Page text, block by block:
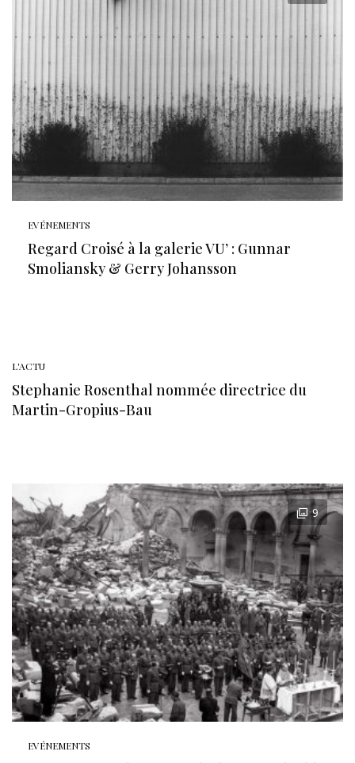
EVÉNEMENTS
Regard Croisé à la galerie VU’ : Gunnar
Smoliansky & Gerry Johansson
L'ACTU
Stephanie Rosenthal nommée directrice du
Martin-Gropius-Bau
9
EVÉNEMENTS